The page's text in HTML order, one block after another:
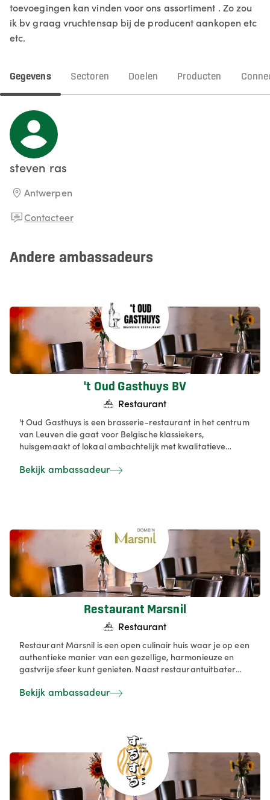
toevoegingen kan vinden voor ons assortiment . Zo zou
ik bv graag vruchtensap bij de producent aankopen etc
etc.
Gegevens Sectoren Doelen Producten
steven ras
Antwerpen
Contacteer
Andere ambassadeurs
't Oud Gasthuys BV
Restaurant
't Oud Gasthuys is een brasserie-restaurant in het centrum
van Leuven die gaat voor Belgische klassiekers,
huisgemaakt of lokaal ambachtelijk met kwalitatieve
teambuilding en events, met Ofyr-barbecue, degustaties,
Bekijk ambassadeur
Restaurant Marsnil
Restaurant
Restaurant Marsnil is een open culinair huis waar je op een
authentieke manier van een gezellige, harmonieuze en
gastvrije sfeer kunt genieten. Naast restaurantuitbater
te verwennen met leuke producten uit eigen regio.
Bekijk ambassadeur